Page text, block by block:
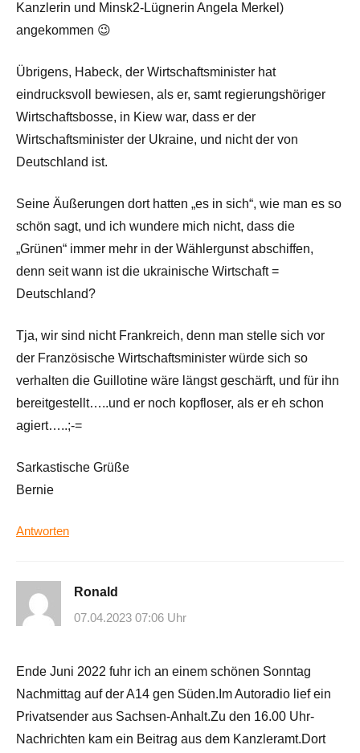
Kanzlerin und Minsk2-Lügnerin Angela Merkel)
angekommen 😉
Übrigens, Habeck, der Wirtschaftsminister hat
eindrucksvoll bewiesen, als er, samt regierungshöriger
Wirtschaftsbosse, in Kiew war, dass er der
Wirtschaftsminister der Ukraine, und nicht der von
Deutschland ist.
Seine Äußerungen dort hatten „es in sich“, wie man es so
schön sagt, und ich wundere mich nicht, dass die
„Grünen“ immer mehr in der Wählergunst abschiffen,
denn seit wann ist die ukrainische Wirtschaft =
Deutschland?
Tja, wir sind nicht Frankreich, denn man stelle sich vor
der Französische Wirtschaftsminister würde sich so
verhalten die Guillotine wäre längst geschärft, und für ihn
bereitgestellt…..und er noch kopfloser, als er eh schon
agiert…..;-=
Sarkastische Grüße
Bernie
Antworten
Ronald
07.04.2023 07:06 Uhr
Ende Juni 2022 fuhr ich an einem schönen Sonntag
Nachmittag auf der A14 gen Süden.Im Autoradio lief ein
Privatsender aus Sachsen-Anhalt.Zu den 16.00 Uhr-
Nachrichten kam ein Beitrag aus dem Kanzleramt.Dort